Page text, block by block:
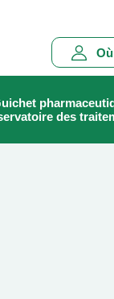
Main
navigation
Rechercher
des